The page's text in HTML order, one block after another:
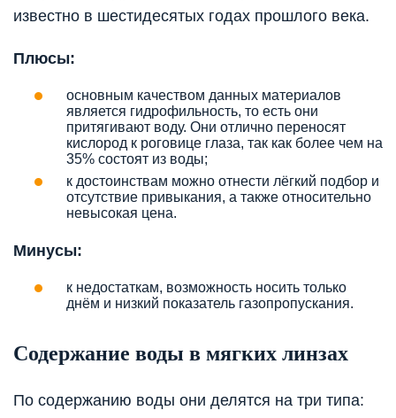
известно в шестидесятых годах прошлого века.
Плюсы:
основным качеством данных материалов
является гидрофильность, то есть они
притягивают воду. Они отлично переносят
кислород к роговице глаза, так как более чем на
35% состоят из воды;
к достоинствам можно отнести лёгкий подбор и
отсутствие привыкания, а также относительно
невысокая цена.
Минусы:
к недостаткам, возможность носить только
днём и низкий показатель газопропускания.
Содержание воды в мягких линзах
По содержанию воды они делятся на три типа: